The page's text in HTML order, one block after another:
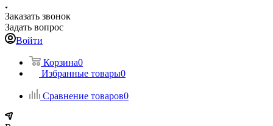
Заказать звонок
Задать вопрос
Войти
Корзина0
Избранные товары0
Сравнение товаров0